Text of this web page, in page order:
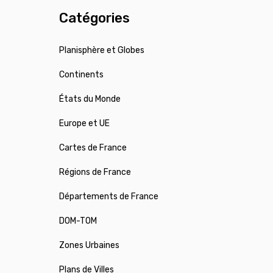
Catégories
Planisphère et Globes
Continents
États du Monde
Europe et UE
Cartes de France
Régions de France
Départements de France
DOM-TOM
Zones Urbaines
Plans de Villes